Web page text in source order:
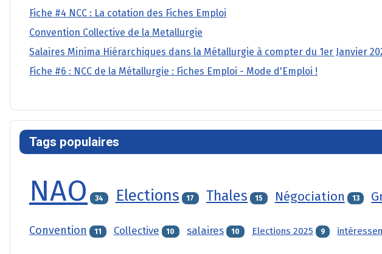
Fiche #4 NCC : La cotation des Fiches Emploi
Convention Collective de la Metallurgie
Salaires Minima Hiérarchiques dans la Métallurgie à compter du 1er Janvier
Fiche #6 : NCC de la Métallurgie : Fiches Emploi - Mode d'Emploi !
Tags populaires
NAO 34 Elections 17 Thales 15 Négociation 13
Convention 11 Collective 10 salaires 10 Elections 2025 9